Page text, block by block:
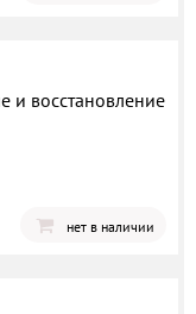
и восстановление
нет в наличии